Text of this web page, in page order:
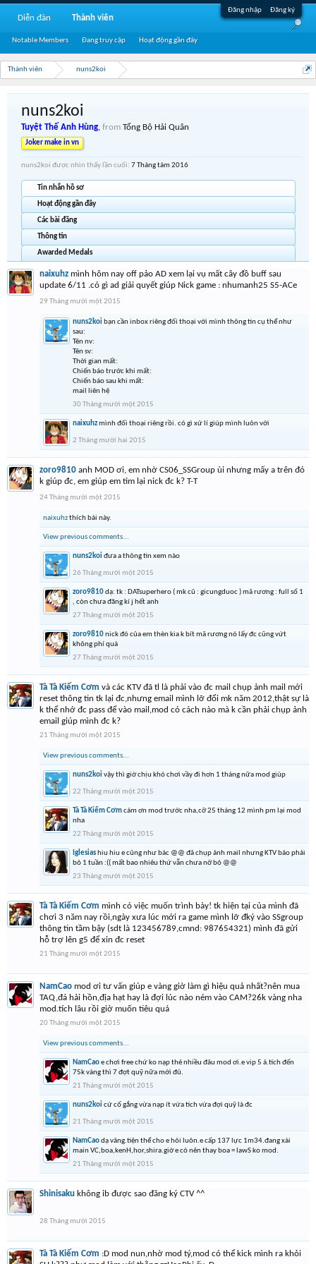
Đăng nhập Đăng ký
Thành viên nuns2koi
nuns2koi
Tuyệt Thế Anh Hùng, from Tổng Bộ Hải Quân
Joker make in vn
nuns2koi được nhìn thấy lần cuối: 7 Tháng tám 2016
Tin nhắn hồ sơ
Hoạt động gần đây
Các bài đăng
Thông tin
Awarded Medals
naixuhz mình hôm nay off pảo AD xem lại vụ mất cây đồ buff sau
update 6/11 .có gì ad giải quyết giúp Nick game : nhumanh25 S5-ACe
29 Tháng mười một 2015
nuns2koi bạn cần inbox riêng đối thoại với mình thông tin cụ thể như
sau:
Tên nv:
Tên sv:
Thời gian mất:
Chiến báo trước khi mất:
Chiến báo sau khi mất:
mail liên hệ
30 Tháng mười một 2015
naixuhzmình đối thoại riêng rồi. có gì xử lí giúp mình luôn với
2 Tháng mười hai 2015
zoro9810 anh MOD ơi, em nhờ CS06_SSGroup ùi nhưng mấy a trên đó
k giúp đc, em giúp em tìm lại nick đc k? T-T
24 Tháng mười một 2015
naixuhzthích bài này.
View previous comments...
nuns2koi đưa a thông tin xem nào
26 Tháng mười một 2015
zoro9810dạ: tk : DATsuperhero ( mk cũ : gicungduoc ) mã rương : full số 1
, còn chưa đăng kí j hết anh
27 Tháng mười một 2015
zoro9810nick đó của em thèn kia k bít mã rương nó lấy đc cũng vứt
không phí quá
27 Tháng mười một 2015
Tà Tà Kiếm Cơm và các KTV đã tl là phải vào đc mail chụp ảnh mail mới
reset thông tin tk lại đc,nhưng email mình lỡ đổi mk năm 2012,thật sự là
k thể nhớ đc pass để vào mail,mod có cách nào mà k cần phải chụp ảnh
email giúp mình đc k?
21 Tháng mười một 2015
View previous comments...
nuns2koi vậy thì giờ chịu khó chơi vầy đi hơn 1 tháng nữa mod giúp
22 Tháng mười một 2015
Tà Tà Kiếm Cơmcám ơn mod trước nha,cỡ 25 tháng 12 mình pm lại mod
nha
22 Tháng mười một 2015
Iglesias hiu hiu e cũng như bác @@ đã chụp ảnh mail nhưng KTV bảo phải
bỏ 1 tuần :(( mất bao nhiêu thứ vẫn chưa nỡ bỏ @@
23 Tháng mười một 2015
Tà Tà Kiếm Cơm mình có việc muốn trình bày! tk hiện tại của mình đã
chơi 3 năm nay rồi,ngày xưa lúc mới ra game mình lỡ đký vào SSgroup
thông tin tầm bậy (sdt là 123456789,cmnd: 987654321) mình đã gửi
hỗ trợ lên g5 để xin đc reset
21 Tháng mười một 2015
NamCao mod ơi tư vấn giúp e vàng giờ làm gì hiệu quả nhất?nên mua
TAQ,đá hải hồn,địa hạt hay là đợi lúc nào ném vào CAM?26k vàng nha
mod.tích lâu rồi giờ muốn tiêu quá
20 Tháng mười một 2015
View previous comments...
NamCaoe chơi free chứ ko nạp thẻ nhiều đâu mod ơi.e vip 5 á.tích đến
75k vàng thì 7 đợt quỹ nữa mới đủ.
21 Tháng mười một 2015
nuns2koi cứ cố gắng vừa nạp ít vừa tích vừa đợi quỹ là đc
21 Tháng mười một 2015
NamCaodạ vâng.tiện thể cho e hỏi luôn.e cấp 137 lực 1m34.đang xài
main VC,boa,kenH,hor,shira.giờ e có nên thay boa = lawS ko mod.
21 Tháng mười một 2015
Shinisaku không ib được sao đăng ký CTV ^^
28 Tháng mười 2015
Tà Tà Kiếm Cơm :D mod nun,nhờ mod tý,mod có thể kick mình ra khỏi
Diễn đàn Thành viên
Notable Members Đang truy cập Hoạt động gần đây